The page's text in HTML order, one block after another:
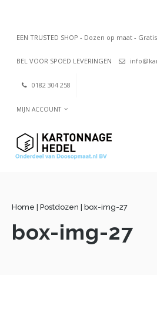
EEN TRUSTED SHOP - Dozen op maat -
BEL VOOR SPOED LEVERINGEN
0182 304 258
MIJN ACCOUNT
Home Postdozen box-img-27
box-img-27